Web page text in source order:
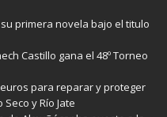
primera novela bajo el titulo
Castillo gana el 48º Torneo
para reparar y proteger
y Río Jate